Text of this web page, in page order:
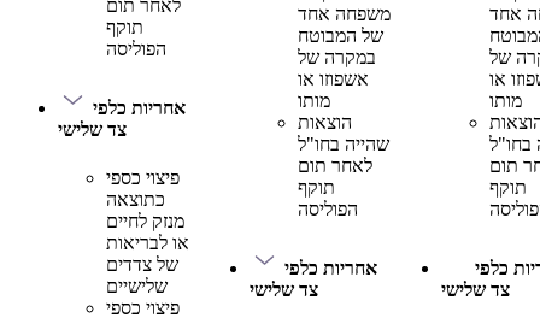
לאחר תום
תוקף
הפוליסה
אחריות כלפי
צד שלישי
פיצוי כספי
כתוצאה
מנזק לחיים
או לבריאות
של צדדים
שלישיים
פיצוי כספי
משפחה אחד
של המבוטח
במקרה של
אשפוזו או
מותו
הוצאות
שהייה בחו"ל
לאחר תום
תוקף
הפוליסה
אחריות כלפי
צד שלישי
אחד
של
או
מותו
בחו"ל
תום
תוקף
כלפי
צד שלישי